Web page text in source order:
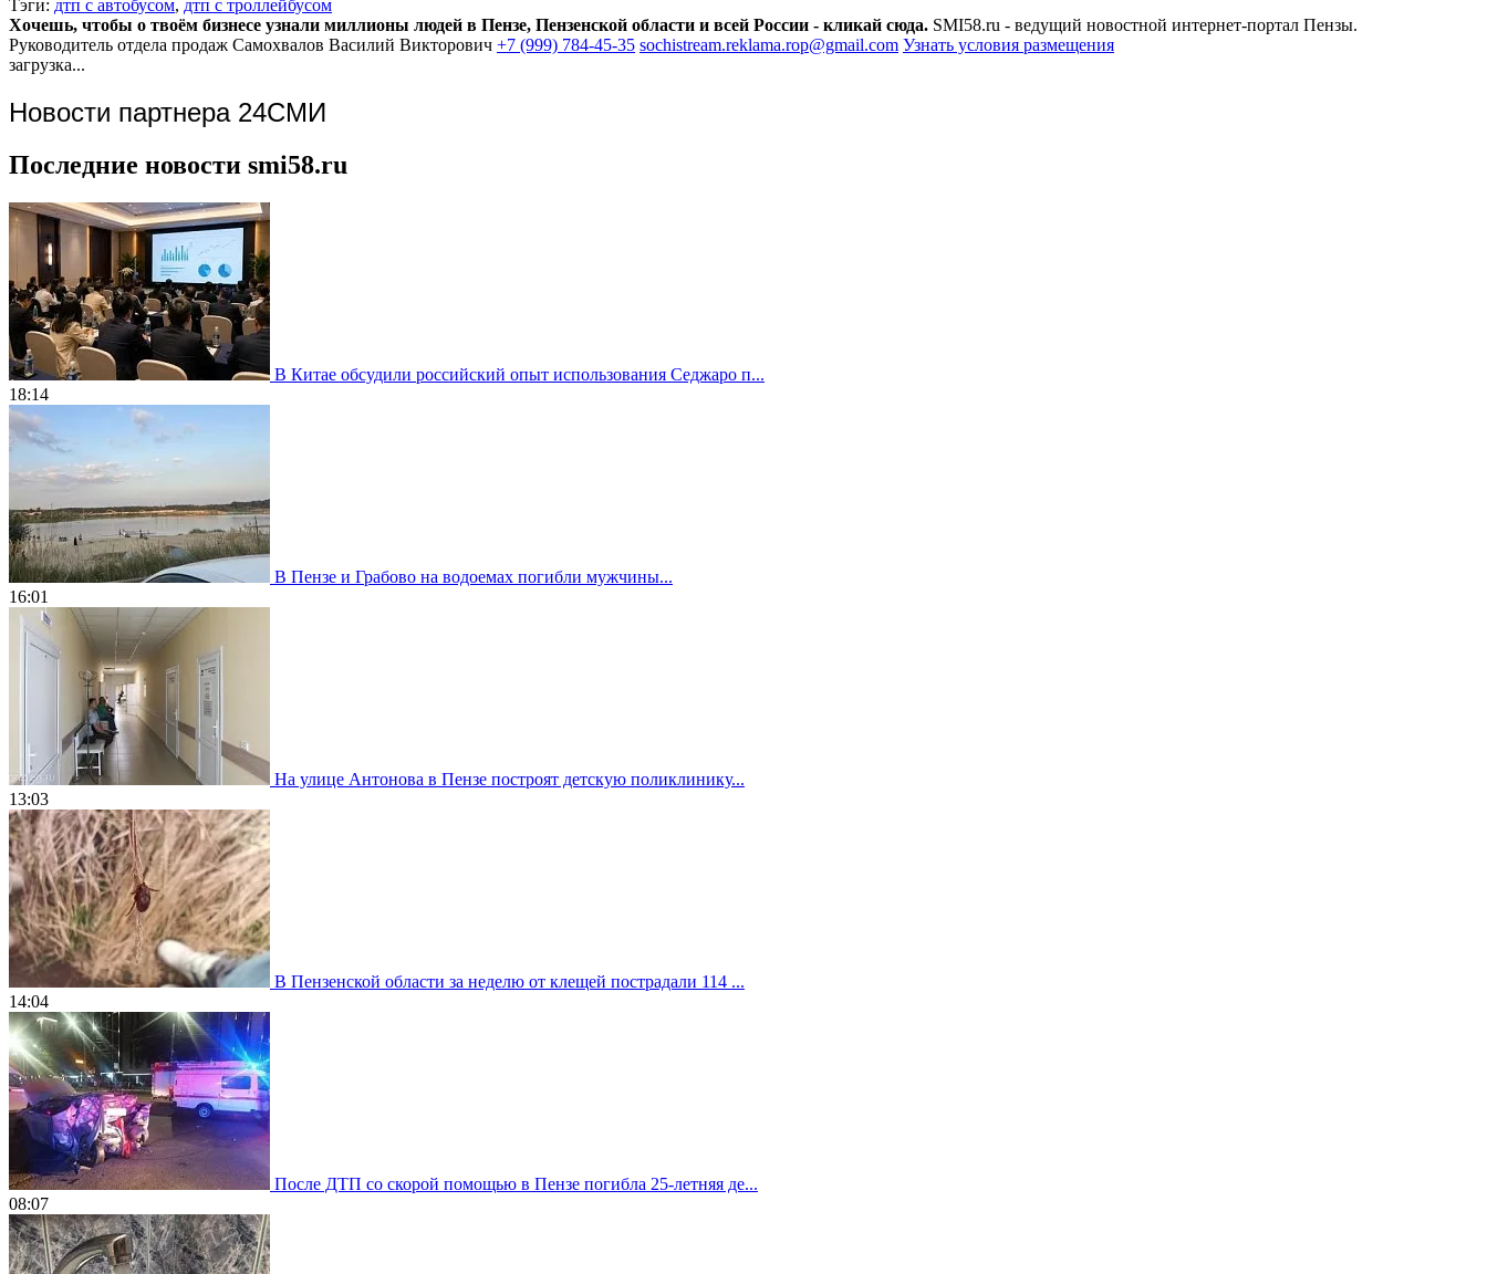
Тэги: дтп с автобусом, дтп с троллейбусом
Хочешь, чтобы о твоём бизнесе узнали миллионы людей в Пензе, Пензенской области и всей России - кликай сюда. SMI58.ru - ведущий новостной интернет-портал Пензы.
Руководитель отдела продаж Самохвалов Василий Викторович +7 (999) 784-45-35 sochistream.reklama.rop@gmail.com Узнать условия размещения
загрузка...
Новости партнера 24СМИ
Последние новости smi58.ru
В Китае обсудили российский опыт использования Седжаро п...
18:14
В Пензе и Грабово на водоемах погибли мужчины...
16:01
На улице Антонова в Пензе построят детскую поликлинику...
13:03
В Пензенской области за неделю от клещей пострадали 114 ...
14:04
После ДТП со скорой помощью в Пензе погибла 25-летняя де...
08:07